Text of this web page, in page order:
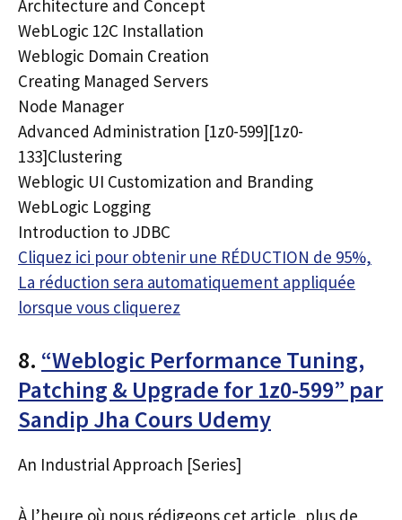
Architecture and Concept
WebLogic 12C Installation
Weblogic Domain Creation
Creating Managed Servers
Node Manager
Advanced Administration [1z0-599][1z0-
133]Clustering
Weblogic UI Customization and Branding
WebLogic Logging
Introduction to JDBC
Cliquez ici pour obtenir une RÉDUCTION de 95%,
La réduction sera automatiquement appliquée
lorsque vous cliquerez
8. “Weblogic Performance Tuning,
Patching & Upgrade for 1z0-599” par
Sandip Jha Cours Udemy
An Industrial Approach [Series]
À l’heure où nous rédigeons cet article, plus de